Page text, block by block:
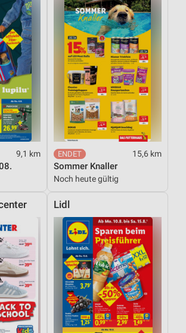
9,1 km 15,6 km
Sommer Knaller
Noch heute gültig
Lidl